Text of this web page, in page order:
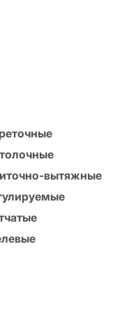
вытяжные